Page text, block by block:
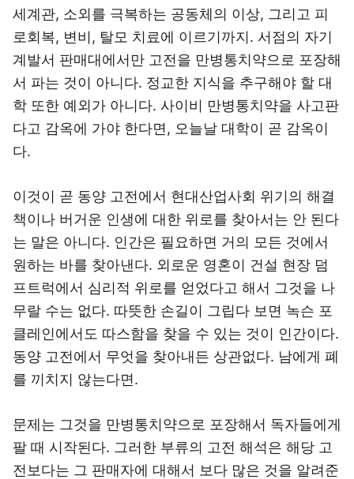
세계관, 소외를 극복하는 공동체의 이상, 그리고 피
로회복, 변비, 탈모 치료에 이르기까지. 서점의 자기
계발서 판매대에서만 고전을 만병통치약으로 포장해
서 파는 것이 아니다. 정교한 지식을 추구해야 할 대
학 또한 예외가 아니다. 사이비 만병통치약을 사고판
다고 감옥에 가야 한다면, 오늘날 대학이 곧 감옥이
다.
이것이 곧 동양 고전에서 현대산업사회 위기의 해결
책이나 버거운 인생에 대한 위로를 찾아서는 안 된다
는 말은 아니다. 인간은 필요하면 거의 모든 것에서
원하는 바를 찾아낸다. 외로운 영혼이 건설 현장 덤
프트럭에서 심리적 위로를 얻었다고 해서 그것을 나
무랄 수는 없다. 따뜻한 손길이 그립다 보면 녹슨 포
클레인에서도 따스함을 찾을 수 있는 것이 인간이다.
동양 고전에서 무엇을 찾아내든 상관없다. 남에게 폐
를 끼치지 않는다면.
문제는 그것을 만병통치약으로 포장해서 독자들에게
팔 때 시작된다. 그러한 부류의 고전 해석은 해당 고
전보다는 그 판매자에 대해서 보다 많은 것을 알려준